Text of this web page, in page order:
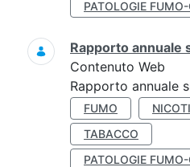
PATOLOGIE
Rapporto annuale
Contenuto Web
Rapporto annuale
FUMO
TABACCO
PATOLOGIE